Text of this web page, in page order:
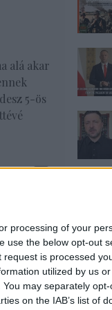
processing of your
use the below opt-out
is processed
utilized by us
may separately
on the IAB’s list of
alá akar
5-ös
komment